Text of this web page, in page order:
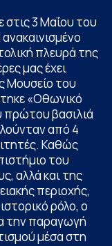
στις 3 Μαΐου του
πλευρά της
μας έχει
Μουσείο του
«Οθωνικό
πρώτου βασιλιά
από 4
Καθώς
του
αλλά και της
περιοχής,
ρόλο, ο
την παραγωγή
μέσα στη